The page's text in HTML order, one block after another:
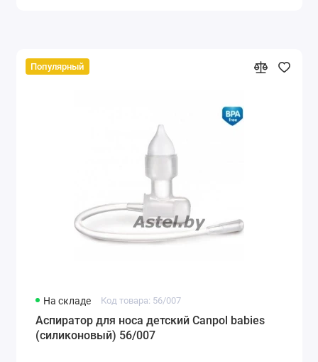
Популярный
На складе Код товара: 56/007
Аспиратор для носа детский Canpol babies
(силиконовый) 56/007